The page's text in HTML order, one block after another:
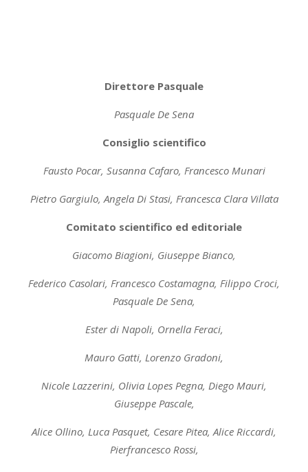
Direttore Pasquale
Pasquale De Sena
Consiglio scientifico
Fausto Pocar, Susanna Cafaro, Francesco Munari
Pietro Gargiulo, Angela Di Stasi, Francesca Clara Villata
Comitato scientifico ed editoriale
Giacomo Biagioni, Giuseppe Bianco,
Federico Casolari, Francesco Costamagna, Filippo Croci,
Pasquale De Sena,
Ester di Napoli, Ornella Feraci,
Mauro Gatti, Lorenzo Gradoni,
Nicole Lazzerini, Olivia Lopes Pegna, Diego Mauri,
Giuseppe Pascale,
Alice Ollino, Luca Pasquet, Cesare Pitea, Alice Riccardi,
Pierfrancesco Rossi,